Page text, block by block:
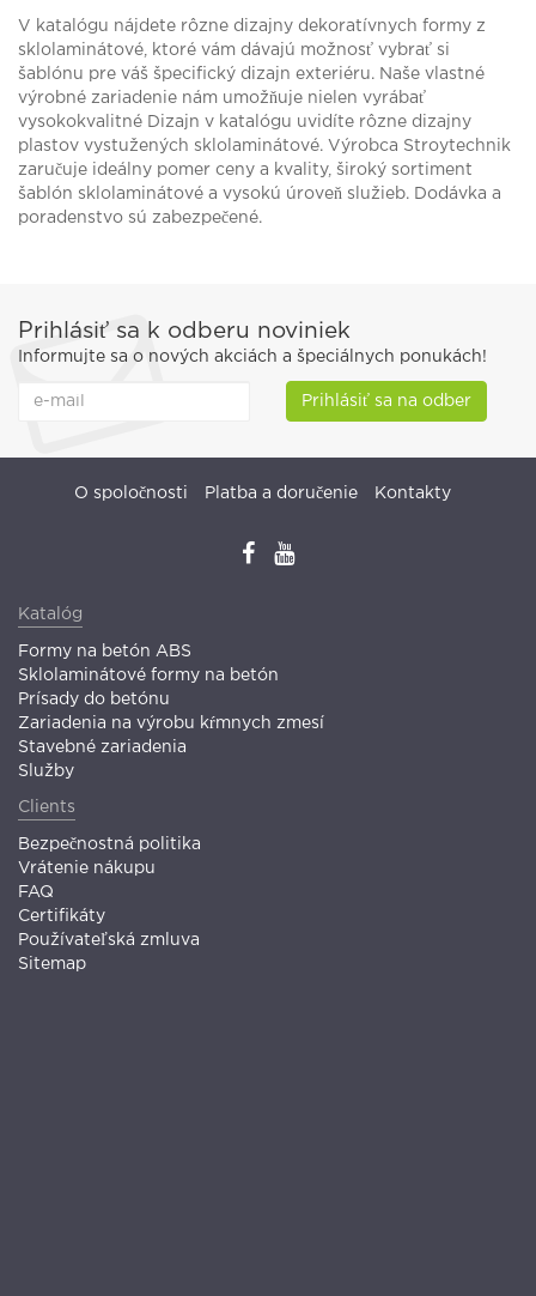
V katalógu nájdete rôzne dizajny dekoratívnych formy z
sklolaminátové, ktoré vám dávajú možnosť vybrať si
šablónu pre váš špecifický dizajn exteriéru. Naše vlastné
výrobné zariadenie nám umožňuje nielen vyrábať
vysokokvalitné Dizajn v katalógu uvidíte rôzne dizajny
plastov vystužených sklolaminátové. Výrobca Stroytechnik
zaručuje ideálny pomer ceny a kvality, široký sortiment
šablón sklolaminátové a vysokú úroveň služieb. Dodávka a
poradenstvo sú zabezpečené.
Prihlásiť sa k odberu noviniek
Informujte sa o nových akciách a špeciálnych ponukách!
Prihlásiť sa na odber
O spoločnosti Platba a doručenie Kontakty
Katalóg
Formy na betón ABS
Sklolaminátové formy na betón
Prísady do betónu
Zariadenia na výrobu kŕmnych zmesí
Stavebné zariadenia
Služby
Clients
Bezpečnostná politika
Vrátenie nákupu
FAQ
Certifikáty
Používateľská zmluva
Sitemap